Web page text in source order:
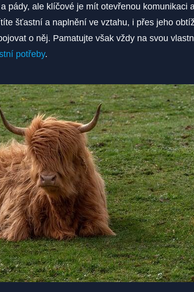
pády, ale klíčové je mít otevřenou komunikaci
šťastní a naplnění ve vztahu, i přes jeho
o něj. Pamatujte však vždy na svou
potřeby.